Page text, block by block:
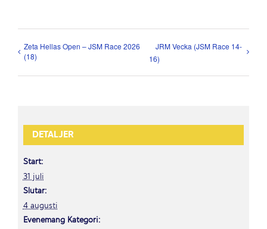
Zeta Hellas Open – JSM Race 2026
(18)
JRM Vecka (JSM Race 14-
16)
DETALJER
Start:
31 juli
Slutar:
4 augusti
Evenemang Kategori: